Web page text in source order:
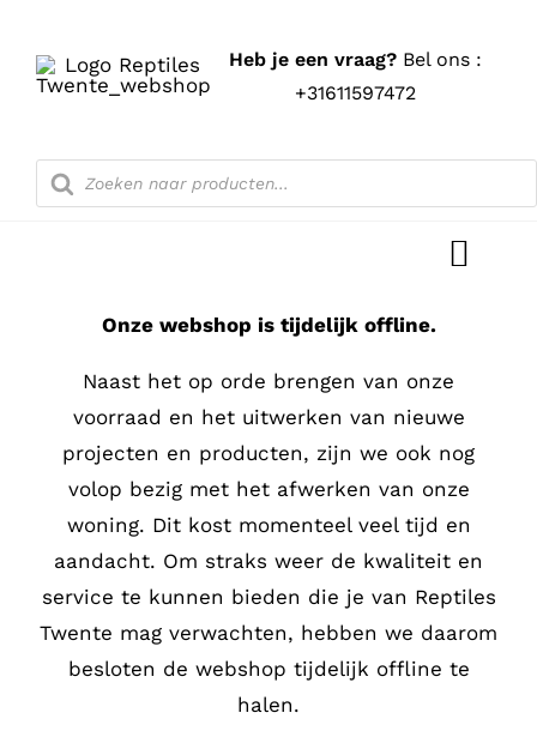
naar
inhoud
Producten
zoeken
Heb je een vraag? Bel ons :
+31611597472
Blog
Service
Contact
Onze webshop is tijdelijk offline.
Naast het op orde brengen van onze
voorraad en het uitwerken van nieuwe
projecten en producten, zijn we ook nog
volop bezig met het afwerken van onze
woning. Dit kost momenteel veel tijd en
aandacht. Om straks weer de kwaliteit en
service te kunnen bieden die je van Reptiles
Twente mag verwachten, hebben we daarom
besloten de webshop tijdelijk offline te
halen.